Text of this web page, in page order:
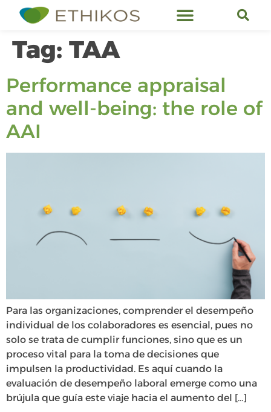
Tag: TAA
Performance appraisal
and well-being: the role of
AAI
Para las organizaciones, comprender el desempeño
individual de los colaboradores es esencial, pues no
solo se trata de cumplir funciones, sino que es un
proceso vital para la toma de decisiones que
impulsen la productividad. Es aquí cuando la
evaluación de desempeño laboral emerge como una
brújula que guía este viaje hacia el aumento del […]